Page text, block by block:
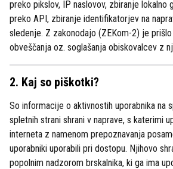
preko pikslov, IP naslovov, zbiranje lokalno
preko API, zbiranje identifikatorjev na
sledenje. Z zakonodajo (ZEKom-2) je
obveščanja oz. soglašanja obiskovalcev z
2. Kaj so piškotki?
So informacije o aktivnostih uporabnika na
spletnih strani shrani v naprave, s katerimi
interneta z namenom prepoznavanja
uporabniki uporabili pri dostopu. Njihovo
popolnim nadzorom brskalnika, ki ga ima